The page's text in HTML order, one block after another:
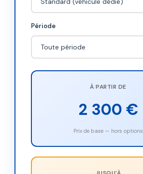
Période
À PARTIR DE
2 300 €
Prix de base — hors options